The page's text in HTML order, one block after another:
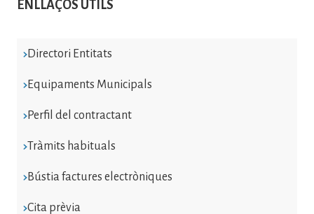
ENLLAÇOS ÚTILS
Directori Entitats
Equipaments Municipals
Perfil del contractant
Tràmits habituals
Bústia factures electròniques
Cita prèvia